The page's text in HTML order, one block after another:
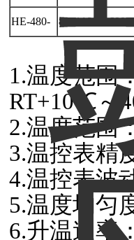
HE-480- 800*1000*600
1.温度范
RT+10℃～
2.温度范围
3.温控表精
4.温控表波
5.温度均匀
6.升温速率